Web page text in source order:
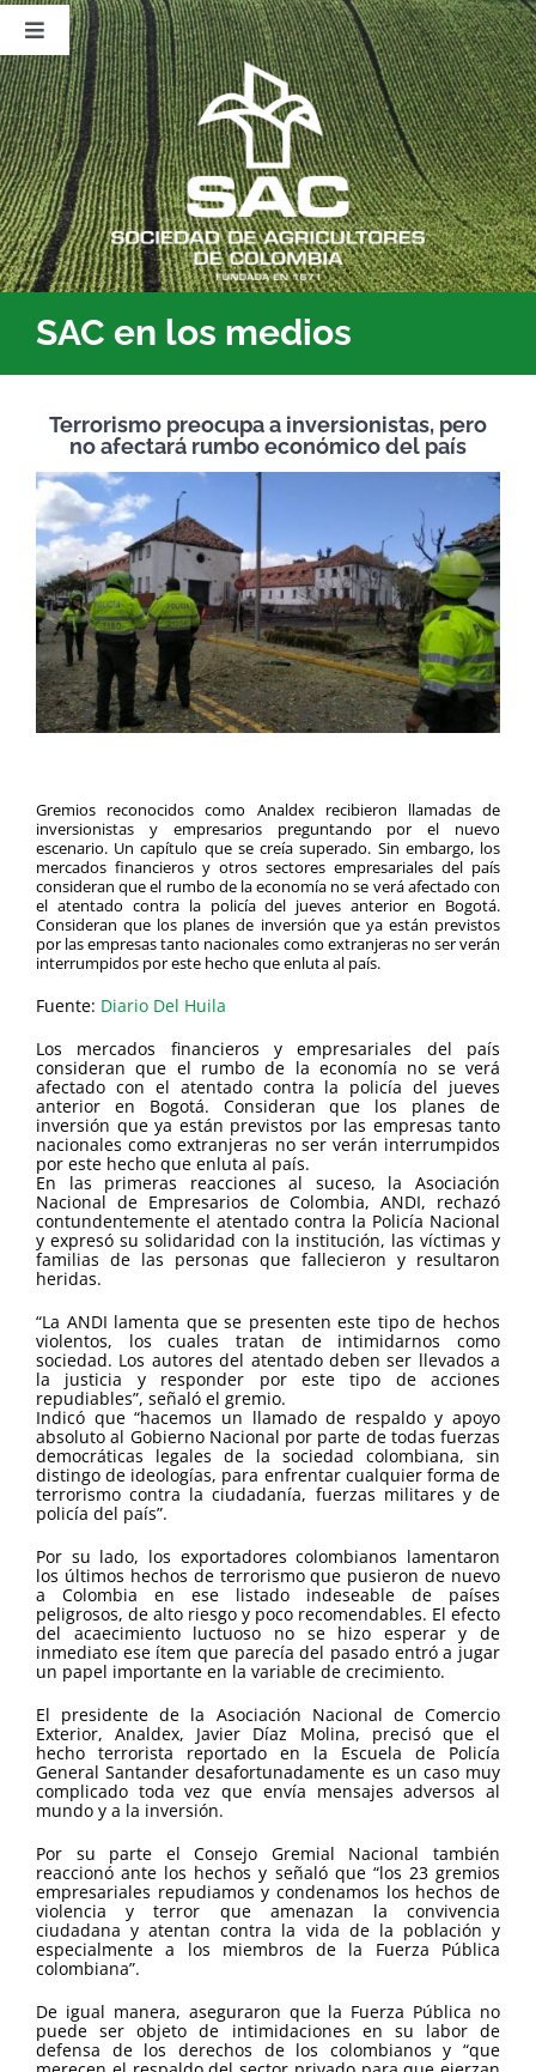
Saltar
contenido
Toggle
Navigation
Nosotros
Publicaciones
Sala de Prensa
Eventos
SAC en los medios
Terrorismo preocupa a inversionistas, pero
no afectará rumbo económico del país
Gremios reconocidos como Analdex recibieron llamadas de
inversionistas y empresarios preguntando por el nuevo
escenario. Un capítulo que se creía superado. Sin embargo, los
mercados financieros y otros sectores empresariales del país
consideran que el rumbo de la economía no se verá afectado con
el atentado contra la policía del jueves anterior en Bogotá.
Consideran que los planes de inversión que ya están previstos
por las empresas tanto nacionales como extranjeras no ser verán
interrumpidos por este hecho que enluta al país.
Fuente: Diario Del Huila
Los mercados financieros y empresariales del país
consideran que el rumbo de la economía no se verá
afectado con el atentado contra la policía del jueves
anterior en Bogotá. Consideran que los planes de
inversión que ya están previstos por las empresas tanto
nacionales como extranjeras no ser verán interrumpidos
por este hecho que enluta al país.
En las primeras reacciones al suceso, la Asociación
Nacional de Empresarios de Colombia, ANDI, rechazó
contundentemente el atentado contra la Policía Nacional
y expresó su solidaridad con la institución, las víctimas y
familias de las personas que fallecieron y resultaron
heridas.
“La ANDI lamenta que se presenten este tipo de hechos
violentos, los cuales tratan de intimidarnos como
sociedad. Los autores del atentado deben ser llevados a
la justicia y responder por este tipo de acciones
repudiables”, señaló el gremio.
Indicó que “hacemos un llamado de respaldo y apoyo
absoluto al Gobierno Nacional por parte de todas fuerzas
democráticas legales de la sociedad colombiana, sin
distingo de ideologías, para enfrentar cualquier forma de
terrorismo contra la ciudadanía, fuerzas militares y de
policía del país”.
Por su lado, los exportadores colombianos lamentaron
los últimos hechos de terrorismo que pusieron de nuevo
a Colombia en ese listado indeseable de países
peligrosos, de alto riesgo y poco recomendables. El efecto
del acaecimiento luctuoso no se hizo esperar y de
inmediato ese ítem que parecía del pasado entró a jugar
un papel importante en la variable de crecimiento.
El presidente de la Asociación Nacional de Comercio
Exterior, Analdex, Javier Díaz Molina, precisó que el
hecho terrorista reportado en la Escuela de Policía
General Santander desafortunadamente es un caso muy
complicado toda vez que envía mensajes adversos al
mundo y a la inversión.
Por su parte el Consejo Gremial Nacional también
reaccionó ante los hechos y señaló que “los 23 gremios
empresariales repudiamos y condenamos los hechos de
violencia y terror que amenazan la convivencia
ciudadana y atentan contra la vida de la población y
especialmente a los miembros de la Fuerza Pública
colombiana”.
De igual manera, aseguraron que la Fuerza Pública no
puede ser objeto de intimidaciones en su labor de
defensa de los derechos de los colombianos y “que